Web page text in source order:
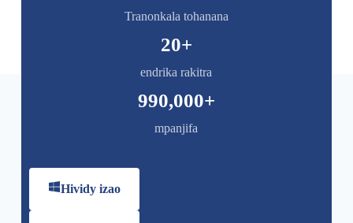
Tranonkala tohanana
endrika rakitra
20+
mpanjifa
990,000+
Hividy izao